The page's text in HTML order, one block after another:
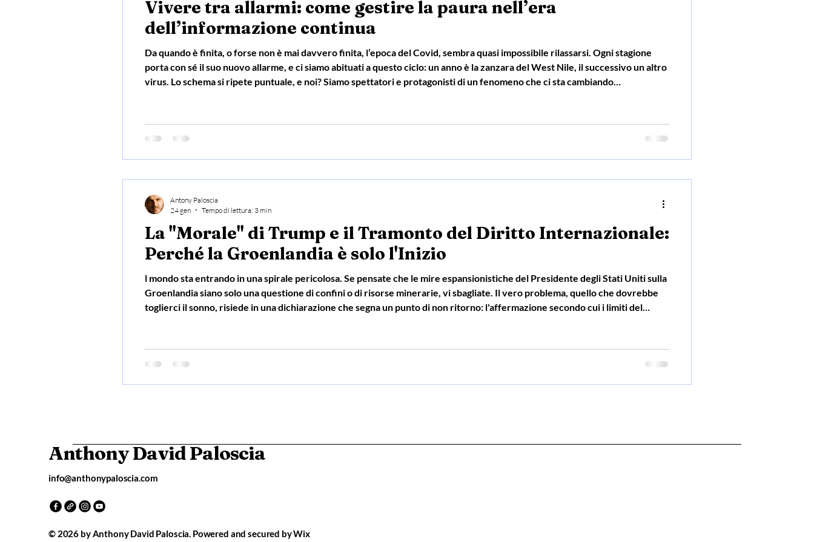
Vivere tra allarmi: come gestire la paura nell’era
dell’informazione continua
Da quando è finita, o forse non è mai davvero finita, l’epoca del Covid, sembra quasi impossibile rilassarsi. Ogni stagione
porta con sé il suo nuovo allarme, e ci siamo abituati a questo ciclo: un anno è la zanzara del West Nile, il successivo un altro
virus. Lo schema si ripete puntuale, e noi? Siamo spettatori e protagonisti di un fenomeno che ci sta cambiando
La "Morale" di Trump e il Tramonto del Diritto Internazionale:
Perché la Groenlandia è solo l'Inizio
l mondo sta entrando in una spirale pericolosa. Se pensate che le mire espansionistiche del Presidente degli Stati Uniti sulla
Groenlandia siano solo una questione di confini o di risorse minerarie, vi sbagliate. Il vero problema, quello che dovrebbe
toglierci il sonno, risiede in una dichiarazione che segna un punto di non ritorno: l'affermazione secondo cui i limiti del
Antony Paloscia
24 gen
Tempo di lettura: 3 min
Anthony David Paloscia
info@anthonypaloscia.com
© 2026 by Anthony David Paloscia. Powered and secured byWix